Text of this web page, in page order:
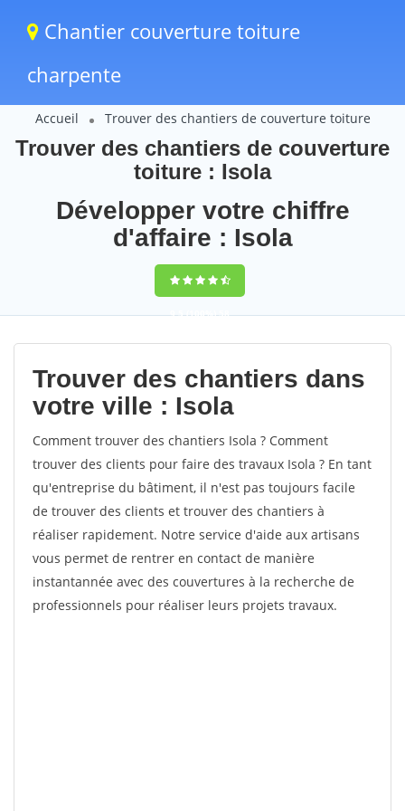
Chantier couverture toiture
charpente
Accueil Trouver des chantiers de couverture toiture
Trouver des chantiers de couverture
toiture : Isola
Développer votre chiffre
d'affaire : Isola
9,5(100%)58
votes
Trouver des chantiers dans
votre ville : Isola
Comment trouver des chantiers Isola ? Comment
trouver des clients pour faire des travaux Isola ? En tant
qu'entreprise du bâtiment, il n'est pas toujours facile
de trouver des clients et trouver des chantiers à
réaliser rapidement. Notre service d'aide aux artisans
vous permet de rentrer en contact de manière
instantannée avec des couvertures à la recherche de
professionnels pour réaliser leurs projets travaux.